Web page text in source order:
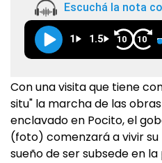
Escuchá la nota
1 1.5 10 10
Con una visita que tiene
situ" la marcha de las
enclavado en Pocito, el
(foto) comenzará a vivir
sueño de ser subsede en